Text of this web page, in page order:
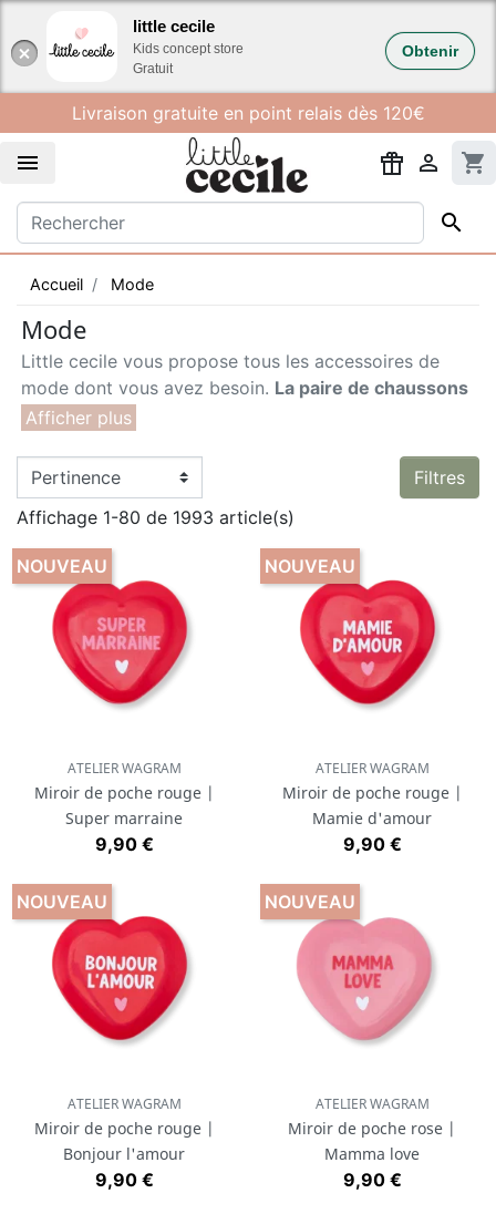
little cecile
Kids concept store
Gratuit
Obtenir
Livraison gratuite en point relais dès 120€
  shopping_cart

Accueil Mode
Mode
Little cecile vous propose tous les accessoires de
mode dont vous avez besoin. La paire de chaussons
en cuir souple
pour les prochaines vacances à la plage, ou le
bonnet d'hiver.Embarquez le tout dans nos sacs à
dos trop pratiques et mignons. Nul doute que vous
trouverez la pièce accessoire parfaite et
indispensable à votre quotidien et celui de bébé.
Filtres
Affichage 1-80 de 1993 article(s)
ATELIER WAGRAM
Miroir de poche rouge |
Super marraine
Prix
9,90 €
NOUVEAU
ATELIER WAGRAM
Miroir de poche rouge |
Mamie d'amour
Prix
9,90 €
NOUVEAU
ATELIER WAGRAM
Miroir de poche rouge |
Bonjour l'amour
Prix
9,90 €
NOUVEAU
ATELIER WAGRAM
Miroir de poche rose |
Mamma love
Prix
9,90 €
NOUVEAU